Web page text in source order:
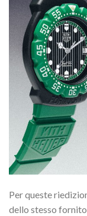
Per queste
dello stesso